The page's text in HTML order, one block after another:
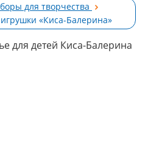
для творчества
«Киса-Балерина»